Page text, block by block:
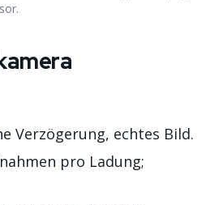
Verzögerung, echtes Bild.
pro Ladung;